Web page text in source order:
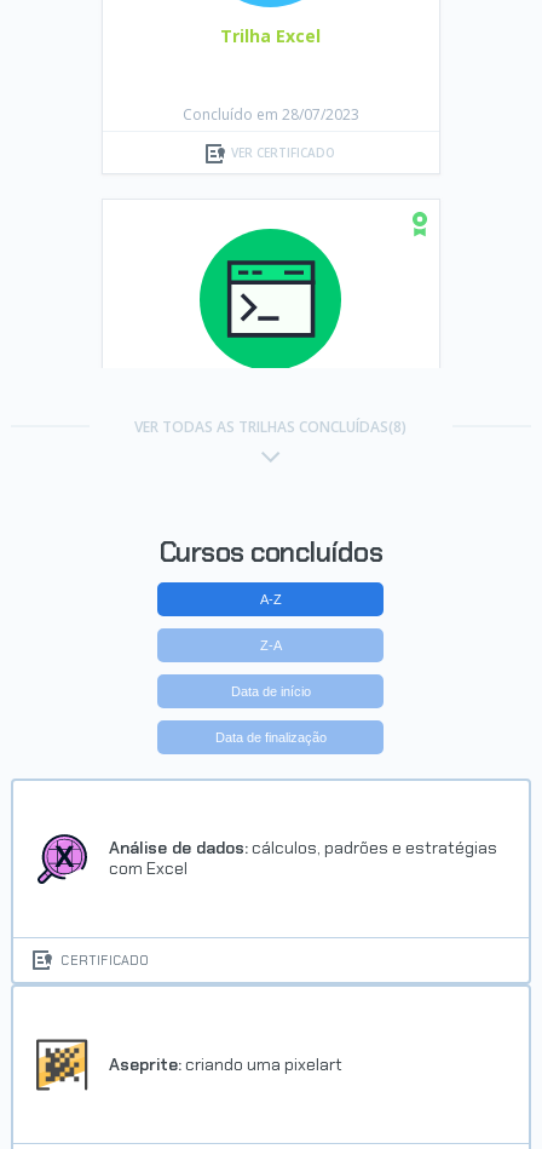
Trilha Excel
Concluído em 28/07/2023
VER CERTIFICADO
Trilha Django: crie aplicações
em Python
Concluído em 16/10/2023
VER TODAS AS TRILHAS CONCLUÍDAS(8)
Cursos concluídos
A-Z
Z-A
Data de início
Data de finalização
Análise de dados: cálculos, padrões e estratégias
com Excel
CERTIFICADO
Aseprite: criando uma pixelart